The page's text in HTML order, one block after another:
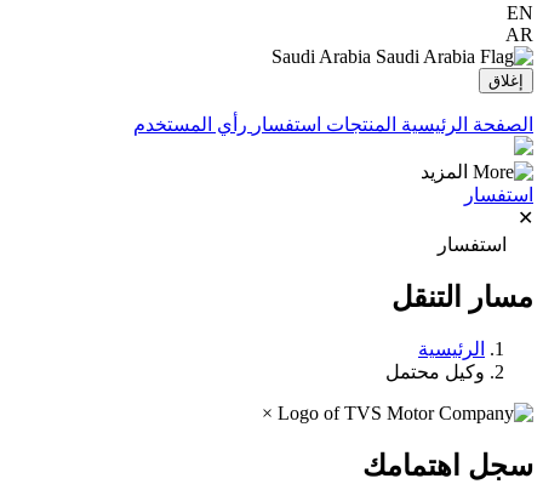
EN
AR
Saudi Arabia
إغلاق
الصفحة الرئيسية المنتجات استفسار رأي المستخدم
المزيد
استفسار
✕
استفسار
مسار التنقل
الرئيسية
وكيل محتمل
×
سجل اهتمامك